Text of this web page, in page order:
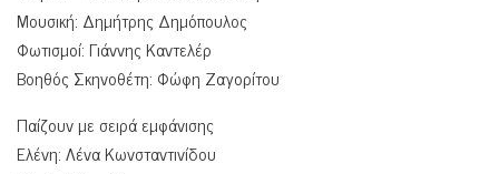
Μουσική: Δημήτρης Δημόπουλος
Φωτισμοί: Γιάννης Καντελέρ
Βοηθός Σκηνοθέτη: Φώφη Ζαγορίτου
Παίζουν με σειρά εμφάνισης
Ελένη: Λένα Κωνσταντινίδου